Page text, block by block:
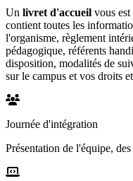
Un livret d'accueil vous
contient toutes les
l'organisme, règlement
pédagogique, référents
disposition, modalités de
sur le campus et vos droits
Journée d'intégration
Présentation de l'équipe,